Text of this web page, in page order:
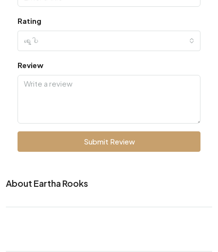
Rating
ရွေးပါ
Review
Submit Review
About Eartha Rooks